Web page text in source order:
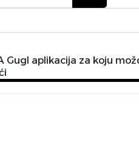
Gugl aplikacija za koju